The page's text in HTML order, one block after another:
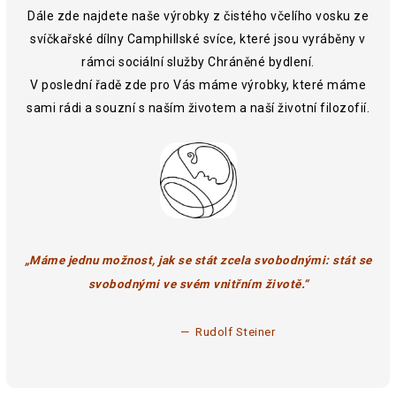
Dále zde najdete naše výrobky z čistého včelího vosku ze
svíčkařské dílny Camphillské svíce, které jsou vyráběny v
rámci sociální služby Chráněné bydlení.
V poslední řadě zde pro Vás máme výrobky, které máme
sami rádi a souzní s naším životem a naší životní filozofií.
„Máme jednu možnost, jak se stát zcela svobodnými: stát se
svobodnými ve svém vnitřním životě.“
— Rudolf Steiner